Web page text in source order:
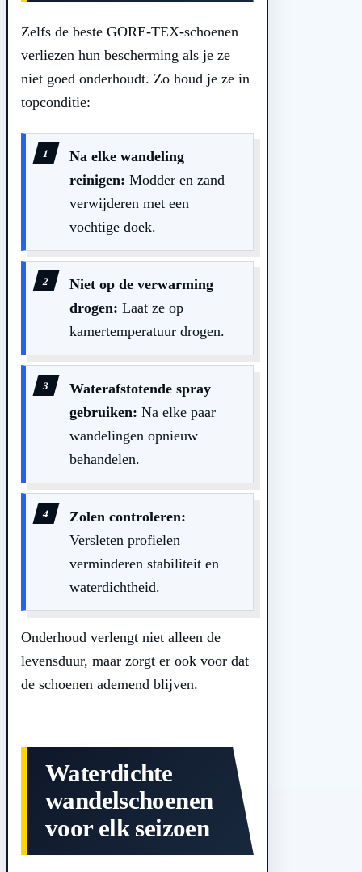
Zelfs de beste GORE-TEX-schoenen
verliezen hun bescherming als je ze
niet goed onderhoudt. Zo houd je ze in
topconditie:
Na elke wandeling
reinigen: Modder en zand
verwijderen met een
vochtige doek.
Niet op de verwarming
drogen: Laat ze op
kamertemperatuur drogen.
Waterafstotende spray
gebruiken: Na elke paar
wandelingen opnieuw
behandelen.
Zolen controleren:
Versleten profielen
verminderen stabiliteit en
waterdichtheid.
Onderhoud verlengt niet alleen de
levensduur, maar zorgt er ook voor dat
de schoenen ademend blijven.
Waterdichte
wandelschoenen
voor elk seizoen